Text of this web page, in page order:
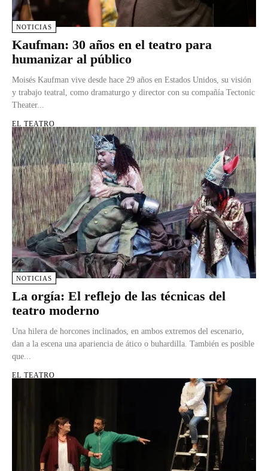
NOTICIAS
Kaufman: 30 años en el teatro para
humanizar al público
Moisés Kaufman vive desde hace 29 años en Estados Unidos, su visión
y trabajo teatral, como dramaturgo y director con su compañía Tectonic
Theater...
EL TEATRO
NOTICIAS
La orgía: El reflejo de las técnicas del
teatro moderno
Una hilera de horcones inclinados, en ambos extremos del escenario,
dan a la escena una apariencia de ático o buhardilla. También es posible
que...
EL TEATRO